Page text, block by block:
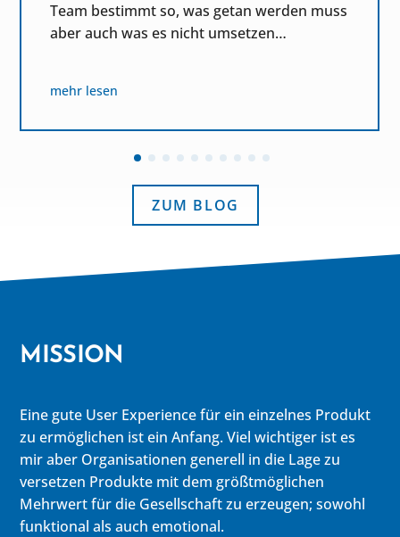
Team bestimmt so, was getan werden muss
aber auch was es nicht umsetzen…
mehr lesen
ZUM BLOG
MISSION
Eine gute User Experience für ein einzelnes Produkt
zu ermöglichen ist ein Anfang. Viel wichtiger ist es
mir aber Organisationen generell in die Lage zu
versetzen Produkte mit dem größtmöglichen
Mehrwert für die Gesellschaft zu erzeugen; sowohl
funktional als auch emotional.